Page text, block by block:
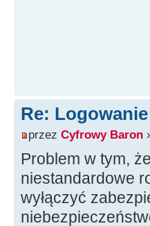
Re:
przez Cyfrowy Baron
Problem w tym,
niestandardowe
wyłączyć